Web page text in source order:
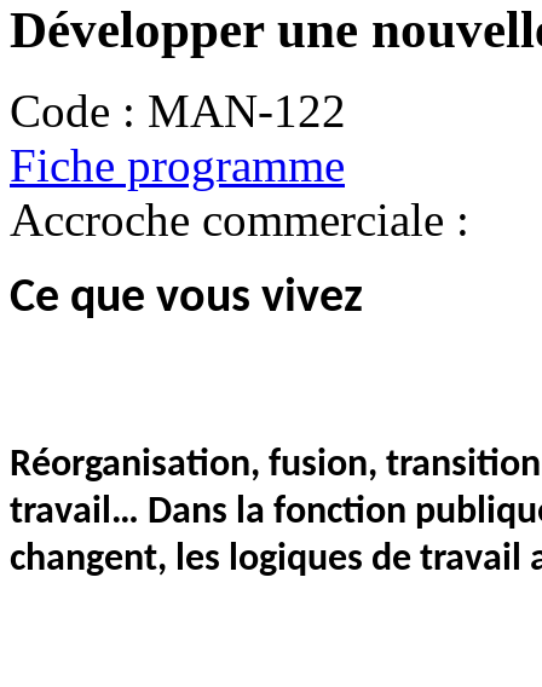
Développer une
Code : MAN-122
Fiche programme
Accroche commerciale :
Ce que vous vivez
Réorganisation, fusion,
travail… Dans la fonction
changent, les logiques de travail